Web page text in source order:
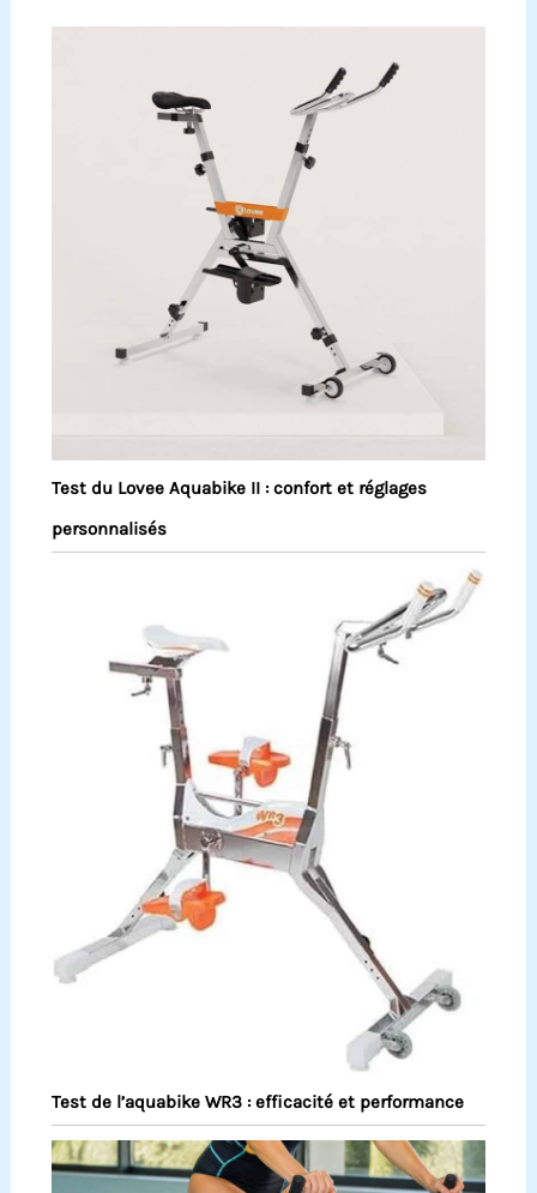
Test du Lovee Aquabike II : confort et réglages
personnalisés
Test de l’aquabike WR3 : efficacité et performance